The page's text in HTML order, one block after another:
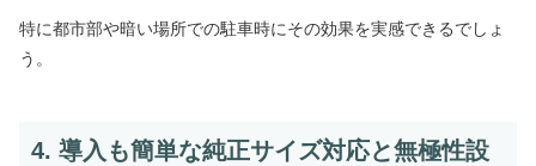
特に都市部や暗い場所での駐車時にその効果を実感できるでしょ
う。
4. 導入も簡単な純正サイズ対応と無極性設